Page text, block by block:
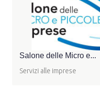
Salone delle Micro e...
Servizi alle imprese